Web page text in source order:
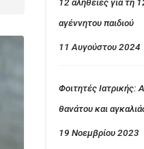
αγέννητου παιδιού
11 Αυγούστου 2024
Φοιτητές Ιατρικής:
θανάτου και
19 Νοεμβρίου 2023